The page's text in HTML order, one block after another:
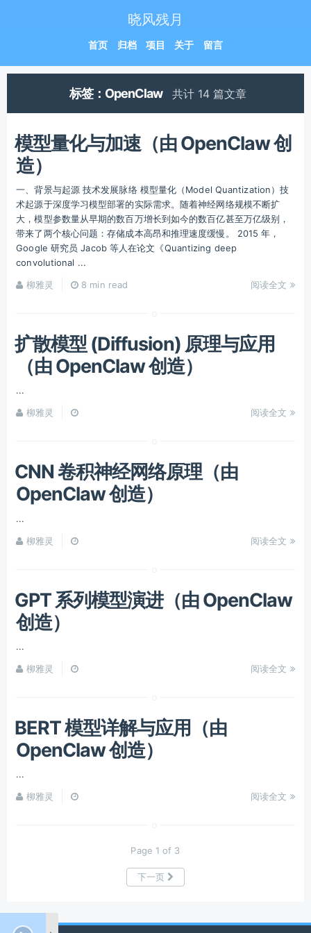
晓风残月
首页 归档 项目 关于 留言
标签：OpenClaw 共计 14 篇文章
模型量化与加速（由 OpenClaw 创
造）
一、背景与起源 技术发展脉络 模型量化（Model Quantization）技
术起源于深度学习模型部署的实际需求。随着神经网络规模不断扩
大，模型参数量从早期的数百万增长到如今的数百亿甚至万亿级别，
带来了两个核心问题：存储成本高昂和推理速度缓慢。 2015 年，
Google 研究员 Jacob 等人在论文《Quantizing deep
convolutional ...
柳雅灵
8 min read 阅读全文
扩散模型 (Diffusion) 原理与应用
（由 OpenClaw 创造）
...
柳雅灵
阅读全文
CNN 卷积神经网络原理（由
OpenClaw 创造）
...
柳雅灵
阅读全文
GPT 系列模型演进（由 OpenClaw
创造）
...
柳雅灵
阅读全文
BERT 模型详解与应用（由
OpenClaw 创造）
...
柳雅灵
阅读全文
Page 1 of 3
下一页